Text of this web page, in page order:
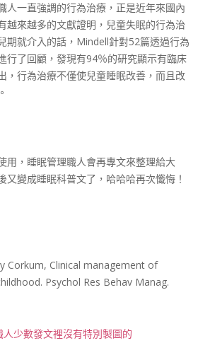
人一直強調的行為治療 ，正是近年來國內
越來越多的文獻證明，兒童失眠的行為治
期就介入的話，Mindell針對52篇透過行為
行了回顧，發現有94％的研究顯示有臨床
，行為治療不僅使兒童睡眠改善 ，而且改
用，睡眠管理職人會再專文來整理給大
又變成睡眠科普文了，哈哈哈再次懺悔！
Corkum, Clinical management of
Psychol Res Behav Manag.
少數發文裡沒有特別製圖的